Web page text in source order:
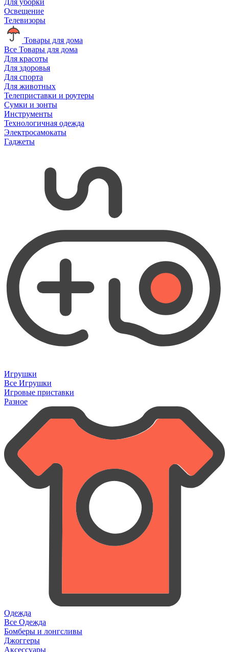
Освещение
Телевизоры
Товары для дома
Все Товары для дома
Для красоты
Для здоровья
Для спорта
Для животных
Телеприставки и роутеры
Сумки и зонты
Инструменты
Технологичная одежда
Электросамокаты
Гаджеты
Игрушки
Все Игрушки
Игровые приставки
Разное
Одежда
Все Одежда
Бомберы и лонгсливы
Джоггеры
Аксессуары